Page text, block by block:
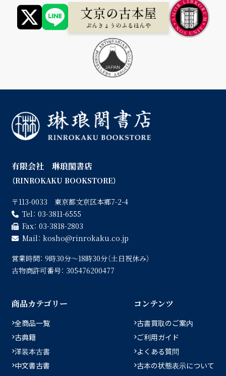
有限会社 琳琅閣書店
（RINROKAKU BOOKSTORE）
〒113-0033 東京都文京区本郷7-2-4
Tel： 03-3811-6555
Fax： 03-3818-2803
Mail： kosho
rinrokaku.co.jp
営業時間： 9時30分〜18時30分（土日祝休み）
古物商許可番号： 305476200477
商品カテゴリー
全商品一覧
古典籍
洋装本古書
中文書古書
コンテンツ
古書買取のご案内
ご利用ガイド
よくある質問
古本の状態表示について